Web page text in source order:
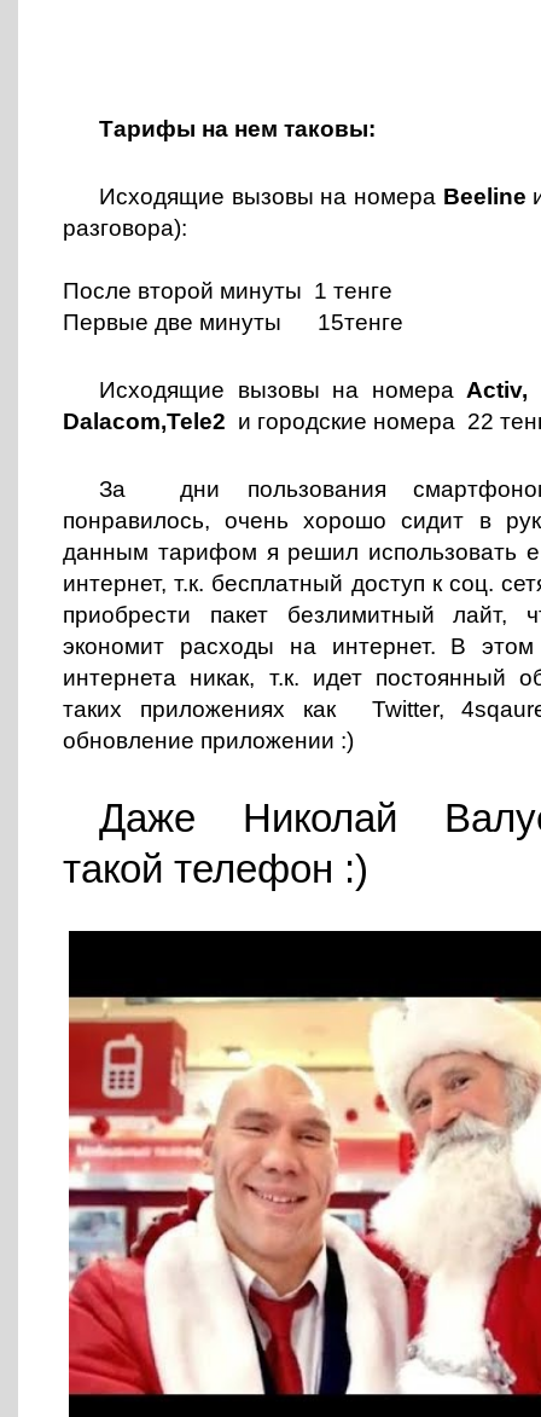
Тарифы на нем таковы:
Исходящие вызовы на номера Beeline
разговора):
После второй минуты 1 тенге
Первые две минуты 15тенге
Исходящие вызовы на номера Activ,
Dalacom,Tele2 и городские номера 22
За дни пользования
понравилось, очень хорошо сидит в
данным тарифом я решил использовать
интернет, т.к. бесплатный доступ к соц.
приобрести пакет безлимитный лайт,
экономит расходы на интернет. В
интернета никак, т.к. идет постоянный
таких приложениях как Twitter,
обновление приложении :)
Даже Николай
такой телефон :)